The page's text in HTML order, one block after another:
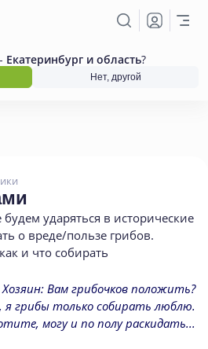
Екатеринбург и область?
Нет, другой
ударяться в исторические
о вреде/пользе грибов.
как и что собирать
Хозяин: Вам грибочков положить?
я грибы только собирать люблю.
могу и по полу раскидать...